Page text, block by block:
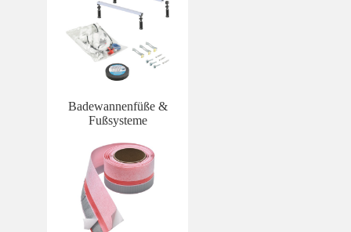
Badewannenfüße &
Fußsysteme